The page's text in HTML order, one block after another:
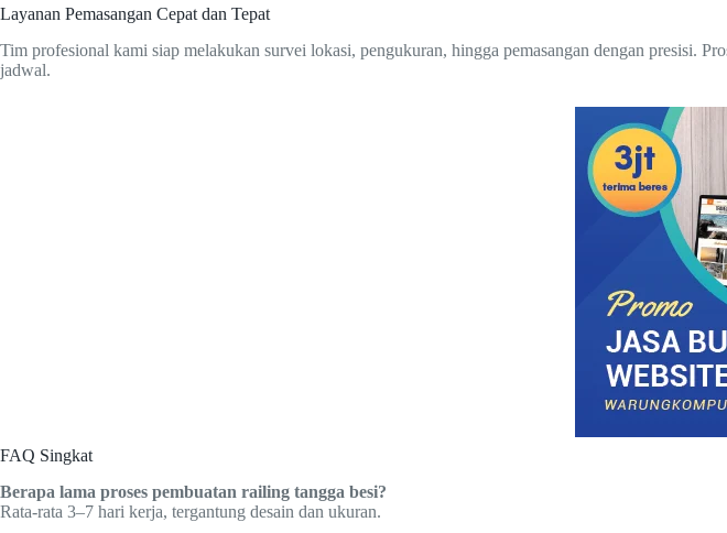
Layanan Pemasangan Cepat dan Tepat
Tim profesional kami siap melakukan survei lokasi, pengukuran, hingga pemasangan dengan presisi.
jadwal.
FAQ Singkat
Berapa lama proses pembuatan railing tangga besi?
Rata-rata 3–7 hari kerja, tergantung desain dan ukuran.